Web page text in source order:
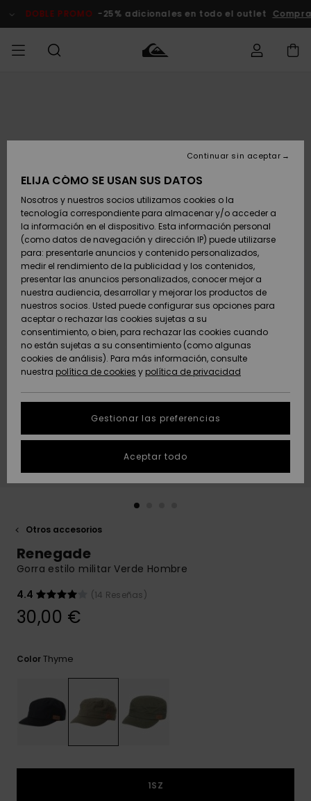
del
DOBLE PROMO -25% adicionales en todo el outlet
Zapatos y
chanclas
Surf
Snow
Novedades
Destacados
Zapatos y
chanclas
Surf
Snow
Novedades
Destacados
Destacados
Snow
SURF
Highlights
Comunidad
SNOW
Snow Niños
Tienda
Snow Mujer
Destacados
Comunidad
DOBLE
PROMO
Outlet
Mujer
AYUDA &
CONTACTO
Envio
Devoluciones
Pago
Tarjeta de
regalo
Quiksilver
Freedom
Protección de
datos
personales
Inicia una
conversación
más rápida a
respuestas a
las preguntas
contacto.
Consultar
las FAQ
SOSTENIBILIDAD
Otros accesorios
Renegade
Gorra estilo militar Verde Hombre
4.4
(14 Reseñas)
30,00 €
ColorThyme
1SZ
ELIJA CÓMO SE USAN SUS DATOS
Nosotros y nuestros socios utilizamos cookies o la
tecnología correspondiente para almacenar y/o acceder a
la información en el dispositivo. Esta información personal
(como datos de navegación y dirección IP) puede utilizarse
para: presentarle anuncios y contenido personalizados,
medir el rendimiento de la publicidad y los contenidos,
presentar las anuncios personalizados, conocer mejor a
nuestra audiencia, desarrollar y mejorar los productos de
nuestros socios. Usted puede configurar sus opciones para
aceptar o rechazar las cookies sujetas a su
consentimiento, o bien, para rechazar las cookies cuando
no están sujetas a su consentimiento (como algunas
cookies de análisis). Para más información, consulte
nuestra política de cookies y política de privacidad
Gestionar las preferencias
Continuar sin aceptar
Aceptar todo